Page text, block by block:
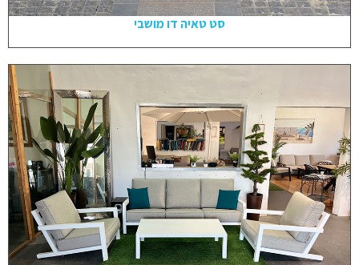
סט טאיה דו מושבי